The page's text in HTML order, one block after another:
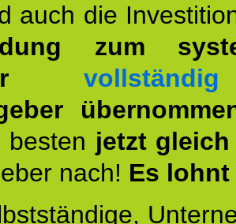
auch die
zum
vollständig
besten jetzt gleich
nach! Es